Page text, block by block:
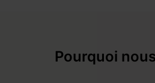
Pourquoi